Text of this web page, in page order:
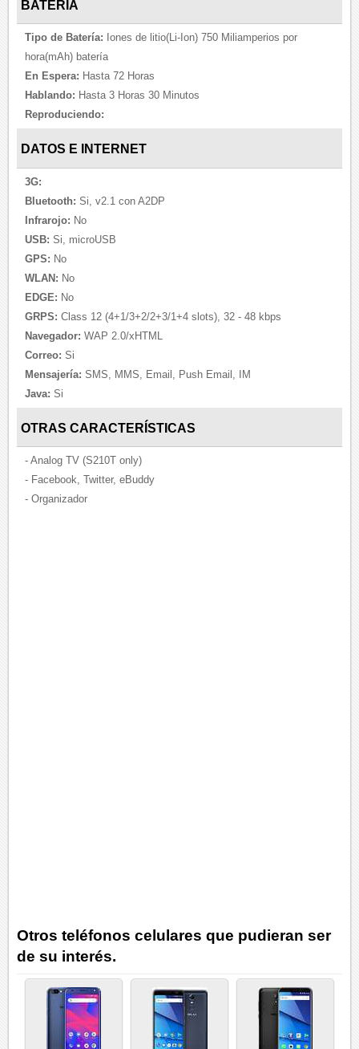
BATERÍA
Tipo de Batería: Iones de litio(Li-Ion) 750 Miliamperios por
hora(mAh) batería
En Espera: Hasta 72 Horas
Hablando: Hasta 3 Horas 30 Minutos
Reproduciendo:
DATOS E INTERNET
3G:
Bluetooth: Si, v2.1 con A2DP
Infrarojo: No
USB: Si, microUSB
GPS: No
WLAN: No
EDGE: No
GRPS: Class 12 (4+1/3+2/2+3/1+4 slots), 32 - 48 kbps
Navegador: WAP 2.0/xHTML
Correo: Si
Mensajería: SMS, MMS, Email, Push Email, IM
Java: Si
OTRAS CARACTERÍSTICAS
- Analog TV (S210T only)
- Facebook, Twitter, eBuddy
- Organizador
Otros teléfonos celulares que pudieran ser
de su interés.